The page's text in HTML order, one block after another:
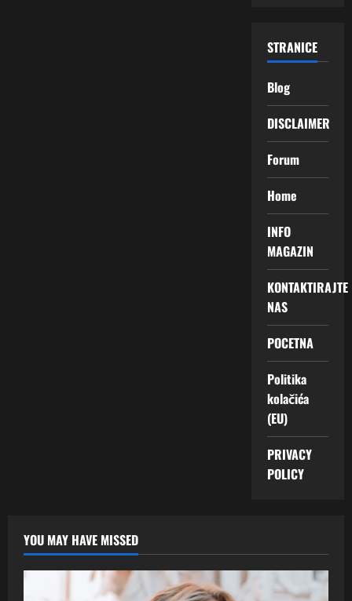
STRANICE
Blog
DISCLAIMER
Forum
Home
INFO
MAGAZIN
KONTAKTIRAJTE
NAS
POCETNA
Politika
kolačića
(EU)
PRIVACY
POLICY
YOU MAY HAVE MISSED